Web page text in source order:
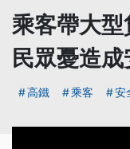
乘客帶大型
民眾憂造
高鐵 乘客 安